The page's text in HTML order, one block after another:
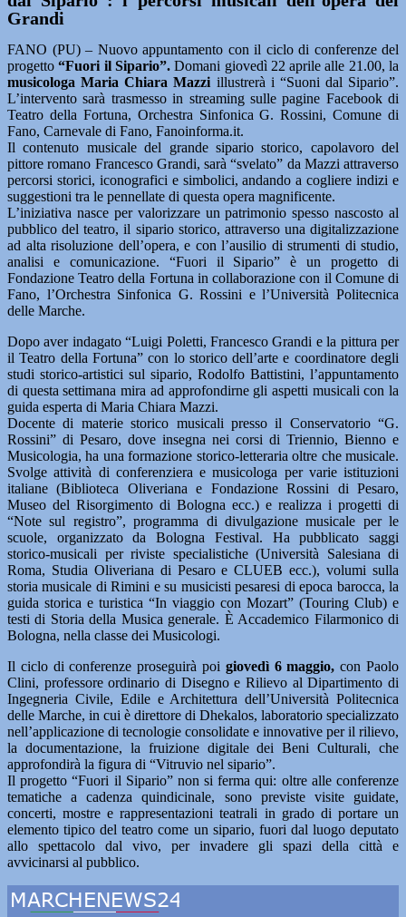
Grandi
FANO (PU) – Nuovo appuntamento con il ciclo di conferenze del
progetto“Fuori il Sipario”.Domani giovedì 22 aprile alle 21.00, la
musicologa Maria Chiara Mazzi illustrerà i “Suoni dal Sipario”.
L’intervento sarà trasmesso in streaming sulle pagine Facebook di
Teatro della Fortuna, Orchestra Sinfonica G. Rossini, Comune di
Fano, Carnevale di Fano, Fanoinforma.it.
Il contenuto musicale del grande sipario storico, capolavoro del
pittore romano Francesco Grandi, sarà “svelato” da Mazzi attraverso
percorsi storici, iconografici e simbolici, andando a cogliere indizi e
suggestioni tra le pennellate di questa opera magnificente.
L’iniziativa nasce per valorizzare un patrimonio spesso nascosto al
pubblico del teatro, il sipario storico, attraverso una digitalizzazione
ad alta risoluzione dell’opera, e con l’ausilio di strumenti di studio,
analisi e comunicazione. “Fuori il Sipario” è un progetto di
Fondazione Teatro della Fortuna in collaborazione con il Comune di
Fano, l’Orchestra Sinfonica G. Rossini e l’Università Politecnica
delle Marche.
Dopo aver indagato “Luigi Poletti, Francesco Grandi e la pittura per
il Teatro della Fortuna” con lo storico dell’arte e coordinatore degli
studi storico-artistici sul sipario, Rodolfo Battistini, l’appuntamento
di questa settimana mira ad approfondirne gli aspetti musicali con la
guida esperta di Maria Chiara Mazzi.
Docente di materie storico musicali presso il Conservatorio “G.
Rossini” di Pesaro, dove insegna nei corsi di Triennio, Bienno e
Musicologia, ha una formazione storico-letteraria oltre che musicale.
Svolge attività di conferenziera e musicologa per varie istituzioni
italiane (Biblioteca Oliveriana e Fondazione Rossini di Pesaro,
Museo del Risorgimento di Bologna ecc.) e realizza i progetti di
“Note sul registro”, programma di divulgazione musicale per le
scuole, organizzato da Bologna Festival. Ha pubblicato saggi
storico-musicali per riviste specialistiche (Università Salesiana di
Roma, Studia Oliveriana di Pesaro e CLUEB ecc.), volumi sulla
storia musicale di Rimini e su musicisti pesaresi di epoca barocca, la
guida storica e turistica “In viaggio con Mozart” (Touring Club) e
testi di Storia della Musica generale. È Accademico Filarmonico di
Bologna, nella classe dei Musicologi.
Il ciclo di conferenze proseguirà poi giovedì 6 maggio, con Paolo
Clini, professore ordinario di Disegno e Rilievo al Dipartimento di
Ingegneria Civile, Edile e Architettura dell’Università Politecnica
delle Marche, in cui è direttore di Dhekalos, laboratorio specializzato
nell’applicazione di tecnologie consolidate e innovative per il rilievo,
la documentazione, la fruizione digitale dei Beni Culturali, che
approfondirà la figura di “Vitruvio nel sipario”.
Il progetto “Fuori il Sipario” non si ferma qui: oltre alle conferenze
tematiche a cadenza quindicinale, sono previste visite guidate,
concerti, mostre e rappresentazioni teatrali in grado di portare un
elemento tipico del teatro come un sipario, fuori dal luogo deputato
allo spettacolo dal vivo, per invadere gli spazi della città e
avvicinarsi al pubblico.